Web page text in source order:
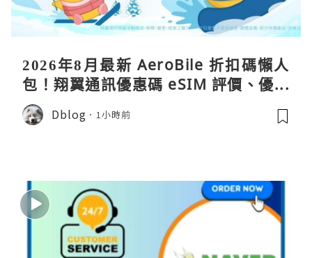
2026年8月最新 AeroBile 折扣碼懶人
包！翔翼通訊優惠碼 eSIM 評價、優缺
點、蝴蝶wifi機教學完整整理
Dblog 1小時前